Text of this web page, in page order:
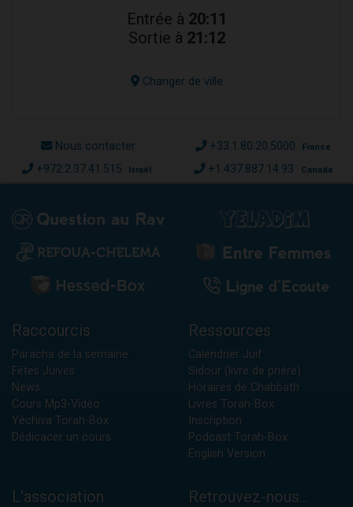
Entrée à 20:11
Sortie à 21:12
Changer de ville
Nous contacter +33.1.80.20.5000 France
+972.2.37.41.515 Israël +1.437.887.14.93 Canada
Raccourcis
Paracha de la semaine
Fêtes Juives
News
Cours Mp3-Vidéo
Yéchiva Torah-Box
Dédicacer un cours
Ressources
Calendrier Juif
Sidour (livre de prière)
Horaires de Chabbath
Livres Torah-Box
Inscription
Podcast Torah-Box
English Version
L'association Retrouvez-nous...